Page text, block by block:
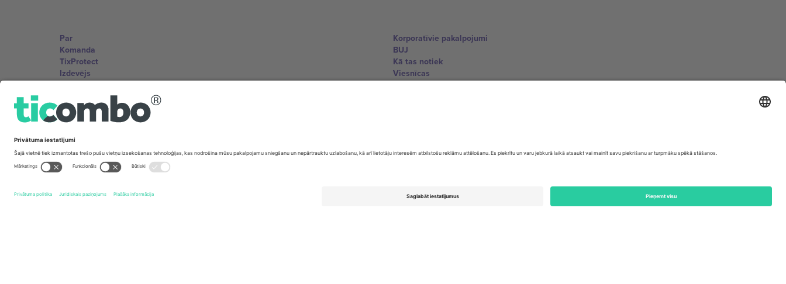
Par
Komanda
TixProtect
Izdevējs
Noteikumi un nosacījumi
Partneru programma
Korporatīvie pakalpojumi
BUJ
Kā tas notiek
Viesnīcas
Pasaules kausa centrs